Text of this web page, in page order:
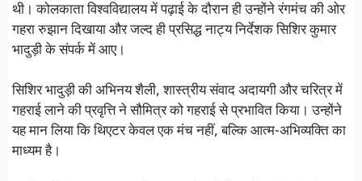
थी। कोलकाता विश्वविद्यालय में पढ़ाई के दौरान ही उन्होंने रंगमंच की ओर
गहरा रुझान दिखाया और जल्द ही प्रसिद्ध नाट्य निर्देशक सिशिर कुमार
भादुड़ी के संपर्क में आए।
सिशिर भादुड़ी की अभिनय शैली, शास्त्रीय संवाद अदायगी और चरित्र में
गहराई लाने की प्रवृत्ति ने सौमित्र को गहराई से प्रभावित किया। उन्होंने
यह मान लिया कि थिएटर केवल एक मंच नहीं, बल्कि आत्म-अभिव्यक्ति का
माध्यम है।